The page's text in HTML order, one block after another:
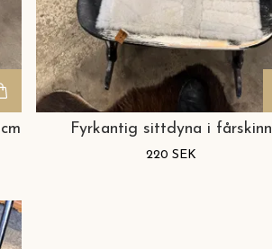
Fyrkantig sittdyna i fårskinn
220 SEK